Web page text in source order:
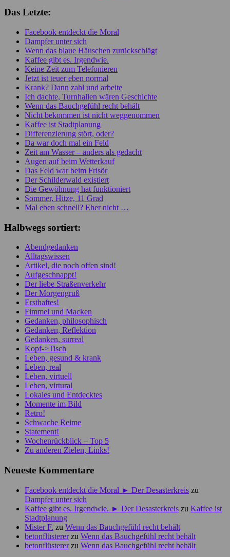
Das Letzte:
Facebook entdeckt die Moral
Dampfer unter sich
Wenn das blaue Häuschen zurückschlägt
Kaffee gibt es. Irgendwie.
Keine Zeit zum Telefonieren
Jetzt ist teuer eben normal
Krank? Dann zahl und arbeite
Ich dachte, Turnhallen wären Geschichte
Wenn das Bauchgefühl recht behält
Nicht bekommen ist nicht weggenommen
Kaffee ist Stadtplanung
Differenzierung stört, oder?
Da war doch mal ein Feld
Zeit am Wasser – anders als gedacht
Augen auf beim Wetterkauf
Das Feld war beim Frisör
Der Schilderwald existiert
Die Gewöhnung hat funktioniert
Sommer, Hitze, 11 Grad
Mal eben schnell? Eher nicht …
Halbwegs sortiert:
Abendgedanken
Alltagswissen
Artikel, die noch offen sind!
Aufgeschnappt!
Der liebe Straßenverkehr
Der Morgengruß
Ersthaftes!
Fimmel und Macken
Gedanken, philosophisch
Gedanken, Reflektion
Gedanken, surreal
Kopf->Tisch
Leben, gesund & krank
Leben, real
Leben, virtuell
Leben, virtural
Lokales und Entdecktes
Momente im Bild
Retro!
Schwache Reime
Statement!
Wochenrückblick – Top 5
Zu anderen Zielen, Links!
Neueste Kommentare
Facebook entdeckt die Moral ► Der Desasterkreis zu
Dampfer unter sich
Kaffee gibt es. Irgendwie. ► Der Desasterkreis zu Kaffee ist
Stadtplanung
Mister F. zu Wenn das Bauchgefühl recht behält
betonflüstererzu Wenn das Bauchgefühl recht behält
betonflüstererzu Wenn das Bauchgefühl recht behält